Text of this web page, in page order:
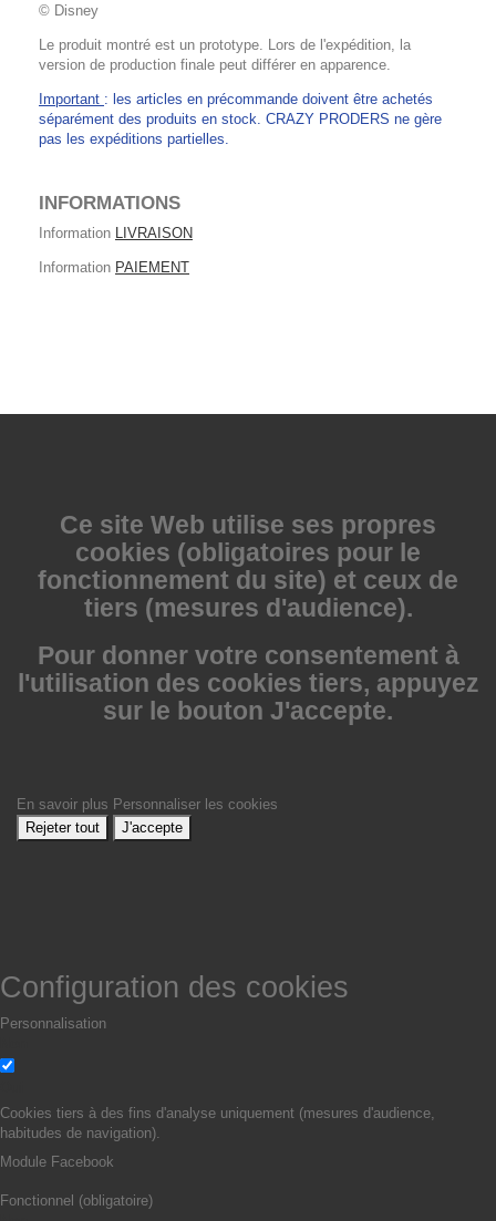
© Disney
Le produit montré est un prototype. Lors de l'expédition, la
version de production finale peut différer en apparence.
Important : les articles en précommande doivent être achetés
séparément des produits en stock. CRAZY PRODERS ne gère
pas les expéditions partielles.
INFORMATIONS
Information LIVRAISON
Information PAIEMENT
Ce site Web utilise ses propres
cookies (obligatoires pour le
fonctionnement du site) et ceux de
tiers (mesures d'audience).
Pour donner votre consentement à
l'utilisation des cookies tiers, appuyez
sur le bouton J'accepte.
En savoir plus Personnaliser les cookies
Rejeter tout
J'accepte
Configuration des cookies
Personnalisation
Cookies tiers à des fins d'analyse uniquement (mesures d'audience,
habitudes de navigation).
Module Facebook
Fonctionnel (obligatoire)